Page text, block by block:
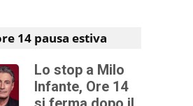
14 pausa estiva
Lo stop a Milo
Infante, Ore 14